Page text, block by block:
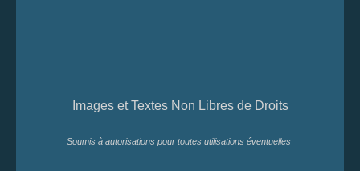
Images et Textes Non Libres de Droits
Soumis à autorisations pour toutes utilisations éventuelles